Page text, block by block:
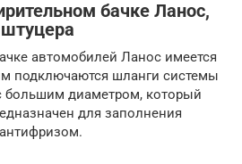
бачке Ланос,
автомобилей Ланос имеется
подключаются шланги системы
большим диаметром, который
для заполнения